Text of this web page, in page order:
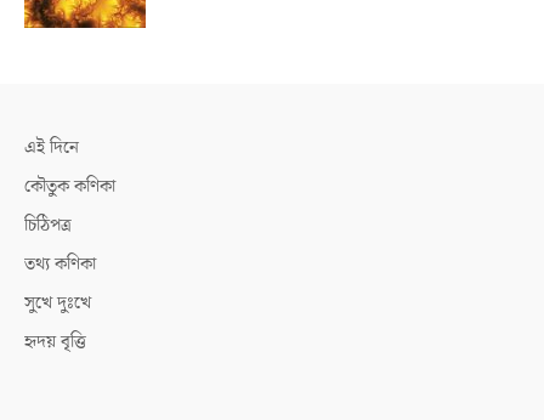
এই দিনে
কৌতুক কণিকা
চিঠিপত্র
তথ্য কণিকা
সুখে দুঃখে
হৃদয় বৃত্তি